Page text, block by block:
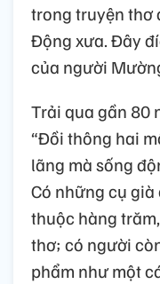
trong truyện thơ
Động xưa. Đây
của người
Trải qua gần 80
“Đồi thông hai
lãng mà sống
Có những cụ già
thuộc hàng
thơ; có người
phẩm như một